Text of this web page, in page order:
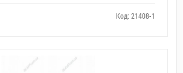
Код: 21408-1